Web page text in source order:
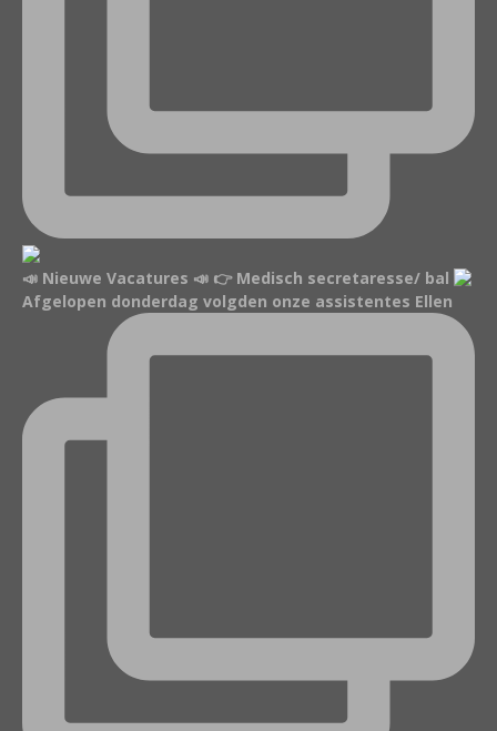
📣 Nieuwe Vacatures 📣 👉 Medisch secretaresse/ bal
Afgelopen donderdag volgden onze assistentes Ellen